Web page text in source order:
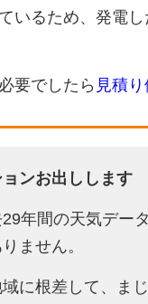
いるため、発電
要でしたら 見積
ンお出しします
年間の天気デー
ません。
に根差して、ま